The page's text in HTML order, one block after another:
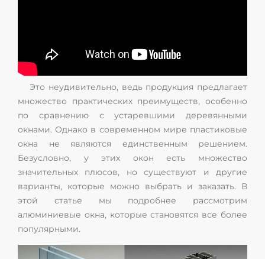
Это неудивительно, ведь продукция предлагает
множество практических преимуществ, особенно
по сравнению с устаревшими деревянными
окнами. Однако в современном мире пластиковые
окна не являются единственным решением.
Безусловно, у этих окон есть множество
значительных плюсов, но существуют и другие
варианты, которые можно выбрать и заказать. В
этой статье мы подробнее рассмотрим
алюминиевые окна, которые становятся все более
популярными.